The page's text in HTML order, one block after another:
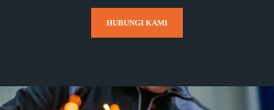
HUBUNGI KAMI